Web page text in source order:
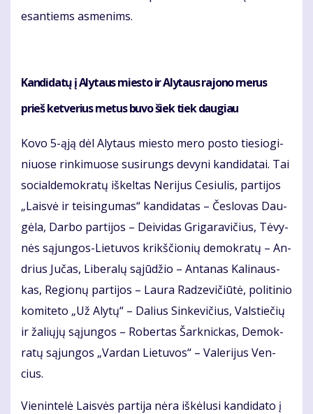
esan­tiems as­me­nims.
Kan­di­da­tų į Aly­taus mies­to ir Aly­taus ra­jo­no me­rus
prieš ket­ve­rius me­tus bu­vo šiek tiek dau­giau
Ko­vo 5-ąją dėl Aly­taus mies­to me­ro pos­to tie­sio­gi­
niuo­se rin­ki­muo­se su­si­rungs de­vy­ni kan­di­da­tai. Tai
so­cial­de­mok­ra­tų iš­kel­tas Ne­ri­jus Ce­siu­lis, par­ti­jos
„Lais­vė ir tei­sin­gu­mas“ kan­di­da­tas – Čes­lo­vas Dau­
gė­la, Dar­bo par­ti­jos – Dei­vi­das Gri­ga­ra­vi­čius, Tė­vy­
nės są­jun­gos-Lie­tu­vos krikš­čio­nių de­mok­ra­tų – An­
drius Ju­čas, Li­be­ra­lų są­jū­džio – An­ta­nas Ka­li­naus­
kas, Re­gio­nų par­ti­jos – Lau­ra Ra­dze­vi­čiū­tė, po­li­ti­nio
ko­mi­te­to „Už Aly­tų“ – Da­lius Sin­ke­vi­čius, Vals­tie­čių
ir ža­lių­jų są­jun­gos – Ro­ber­tas Šar­knic­kas, De­mok­
ra­tų są­jun­gos „Var­dan Lie­tu­vos“ – Va­le­ri­jus Ven­
cius.
Vie­nin­te­lė Lais­vės par­ti­ja nė­ra iš­kė­lu­si kan­di­da­to į